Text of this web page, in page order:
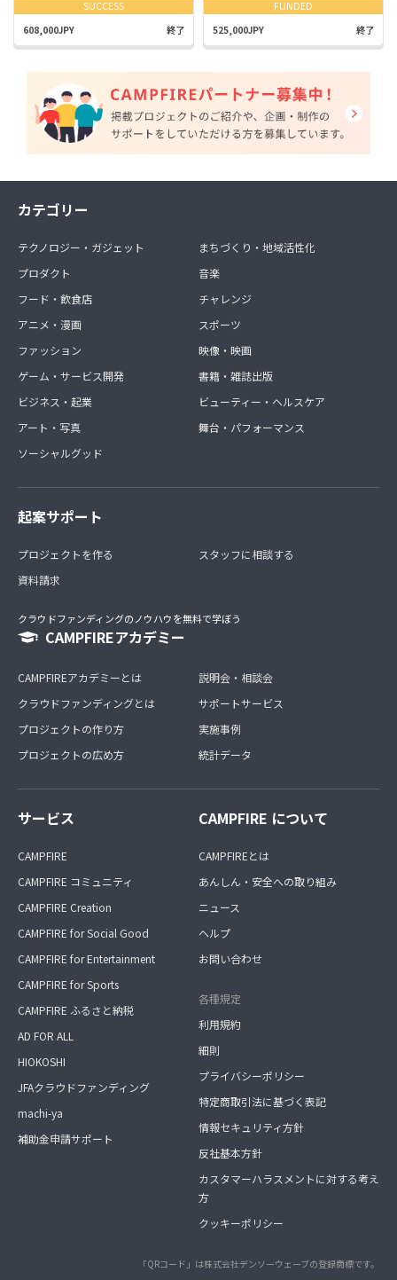
SUCCESS
608,000JPY 終了
FUNDED
525,000JPY 終了
カテゴリー
テクノロジー・ガジェット
プロダクト
フード・飲食店
アニメ・漫画
ファッション
ゲーム・サービス開発
ビジネス・起業
アート・写真
ソーシャルグッド
まちづくり・地域活性化
音楽
チャレンジ
スポーツ
映像・映画
書籍・雑誌出版
ビューティー・ヘルスケア
舞台・パフォーマンス
起案サポート
プロジェクトを作る
資料請求
スタッフに相談する
クラウドファンディングのノウハウを無料で学ぼう
CAMPFIREアカデミー
CAMPFIREアカデミーとは
クラウドファンディングとは
プロジェクトの作り方
プロジェクトの広め方
説明会・相談会
サポートサービス
実施事例
統計データ
サービス
CAMPFIRE
CAMPFIRE コミュニティ
CAMPFIRE Creation
CAMPFIRE for Social Good
CAMPFIRE for Entertainment
CAMPFIRE for Sports
CAMPFIRE ふるさと納税
AD FOR ALL
HIOKOSHI
JFAクラウドファンディング
machi-ya
補助金申請サポート
CAMPFIRE について
CAMPFIREとは
あんしん・安全への取り組み
ニュース
ヘルプ
お問い合わせ
各種規定
利用規約
細則
プライバシーポリシー
特定商取引法に基づく表記
情報セキュリティ方針
反社基本方針
カスタマーハラスメントに対する考え
方
クッキーポリシー
「QRコード」は株式会社デンソーウェーブの登録商標です。